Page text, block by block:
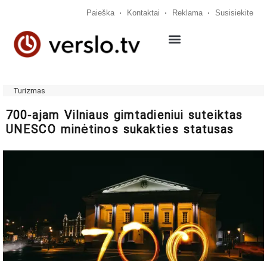
Paieška Kontaktai Reklama Susisiekite
Turizmas
700-ajam Vilniaus gimtadieniui suteiktas
UNESCO minėtinos sukakties statusas